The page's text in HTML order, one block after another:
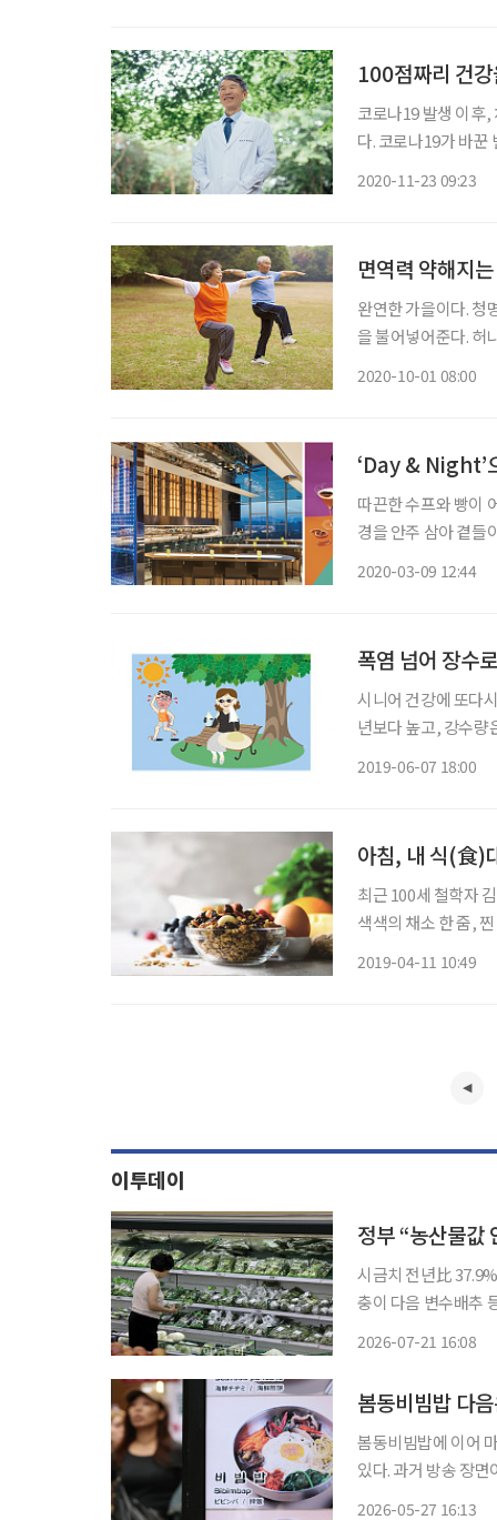
100점짜리 건
코로나19 발생 이후,
다. 코로나19가 바꾼
2020-11-23 09:23
면역력 약해지
완연한 가을이다. 청
을 불어넣어준다. 허
2020-10-01 08:00
‘Day & Night’
따끈한 수프와 빵이
경을 안주 삼아 곁들
2020-03-09 12:44
폭염 넘어 장수
시니어 건강에 또다
년보다 높고, 강수량
2019-06-07 18:00
아침, 내 식(食)
최근 100세 철학자
색색의 채소 한 줌,
2019-04-11 10:49
이투데이
정부 “농산물
시금치 전년比
충이 다음 변수배추 등 아직
2026-07-21 16:08
봄동비빔밥 다
봄동비빔밥에 이어
있다. 과거 방송 장면
2026-05-27 16:13